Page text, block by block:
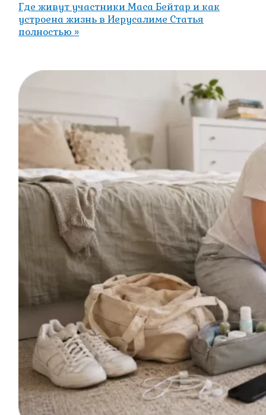
Где живут участники Маса Бейтар и как
устроена жизнь в Иерусалиме Статья
полностью »